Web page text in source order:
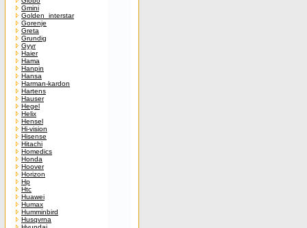
Gmini
Golden_interstar
Gorenje
Greta
Grundig
Gyyr
Haier
Hama
Hanpin
Hansa
Harman-kardon
Hartens
Hauser
Hegel
Helix
Hensel
Hi-vision
Hisense
Hitachi
Homedics
Honda
Hoover
Horizon
Hp
Htc
Huawei
Humax
Humminbird
Husqvrna